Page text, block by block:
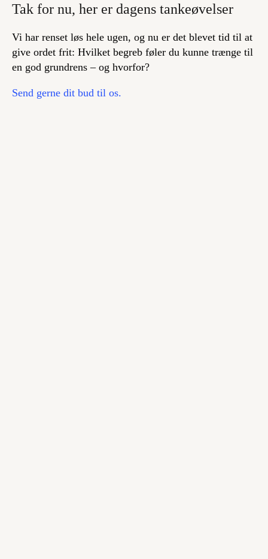
Tak for nu, her er dagens tankeøvelser
Vi har renset løs hele ugen, og nu er det blevet tid til at
give ordet frit: Hvilket begreb føler du kunne trænge til
en god grundrens – og hvorfor?
Send gerne dit bud til os.